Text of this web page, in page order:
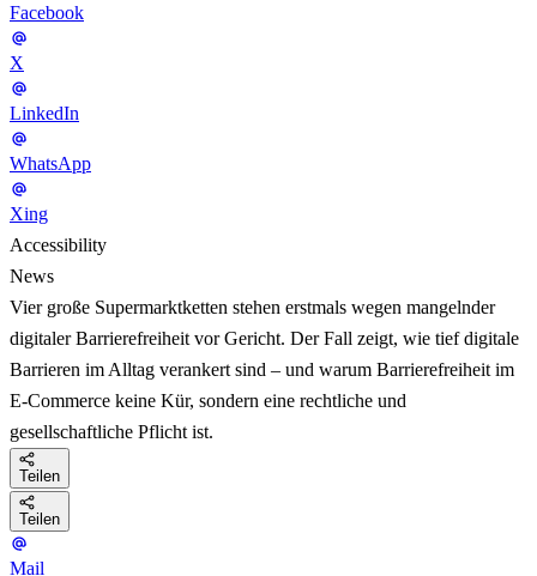
Facebook
X
LinkedIn
WhatsApp
Xing
Accessibility
News
Vier große Supermarktketten stehen erstmals wegen mangelnder
digitaler Barrierefreiheit vor Gericht. Der Fall zeigt, wie tief digitale
Barrieren im Alltag verankert sind – und warum Barrierefreiheit im
E-Commerce keine Kür, sondern eine rechtliche und
gesellschaftliche Pflicht ist.
Teilen
Teilen
Mail